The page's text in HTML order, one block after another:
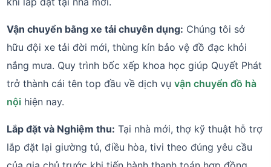
Vận chuyển bằng xe tải chuyên dụng: Chúng tôi sở
hữu đội xe tải đời mới, thùng kín bảo vệ đồ đạc khỏi
nắng mưa. Quy trình bốc xếp khoa học giúp Quyết Phát
trở thành cái tên top đầu về dịch vụvận chuyển đồ hà
nội hiện nay.
Lắp đặt và Nghiệm thu: Tại nhà mới, thợ kỹ thuật hỗ trợ
lắp đặt lại giường tủ, điều hòa, tivi theo đúng yêu cầu